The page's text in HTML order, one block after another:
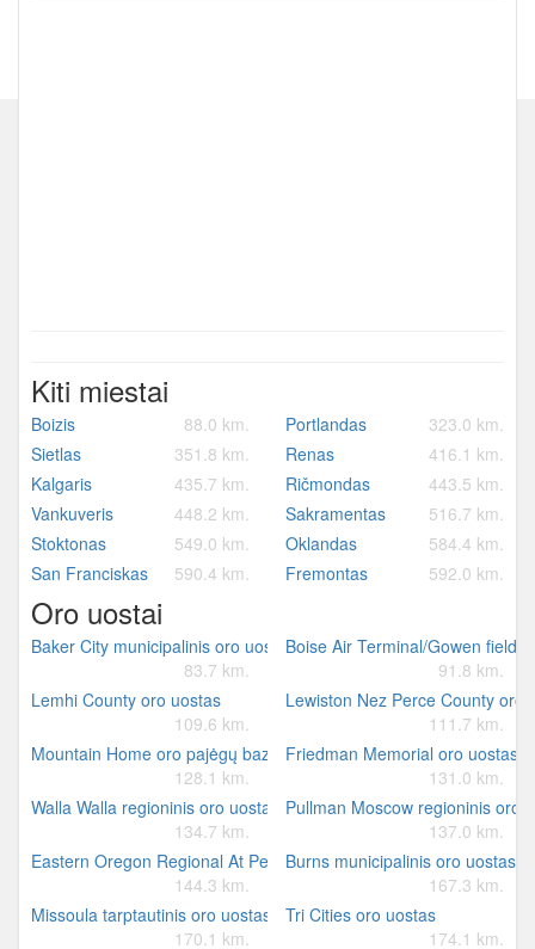
Kiti miestai
Boizis 88.0 km. Portlandas
323.0 km.
Sietlas
351.8 km. Renas
416.1 km.
Kalgaris
435.7 km. Ričmondas
443.5 km.
Vankuveris
448.2 km. Sakramentas
516.7 km.
Stoktonas
549.0 km. Oklandas
584.4 km.
San Franciskas
590.4 km. Fremontas 592.0 km.
Oro uostai
Baker City municipalinis oro uostas
83.7 km.
Boise Air Terminal/Gowen field
91.8 km.
Lemhi County oro uostas
109.6 km.
Lewiston Nez Perce County oro
111.7 km.
Mountain Home oro pajėgų bazė
128.1 km.
Friedman Memorial oro uostas
131.0 km.
Walla Walla regioninis oro uostas
134.7 km.
Pullman Moscow regioninis oro
137.0 km.
Eastern Oregon Regional At Pendleton oro uostas
144.3 km.
Burns municipalinis oro uostas
167.3 km.
Missoula tarptautinis oro uostas
170.1 km.
Tri Cities oro uostas
174.1 km.